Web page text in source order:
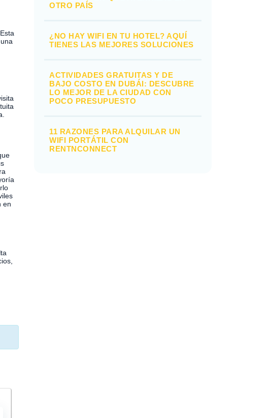
en
OTRO PAÍS
¿NO HAY WIFI EN TU HOTEL? AQUÍ
TIENES LAS MEJORES SOLUCIONES
ACTIVIDADES GRATUITAS Y DE
BAJO COSTO EN DUBÁI: DESCUBRE
LO MEJOR DE LA CIUDAD CON
POCO PRESUPUESTO
11 RAZONES PARA ALQUILAR UN
WIFI PORTÁTIL CON
RENTNCONNECT